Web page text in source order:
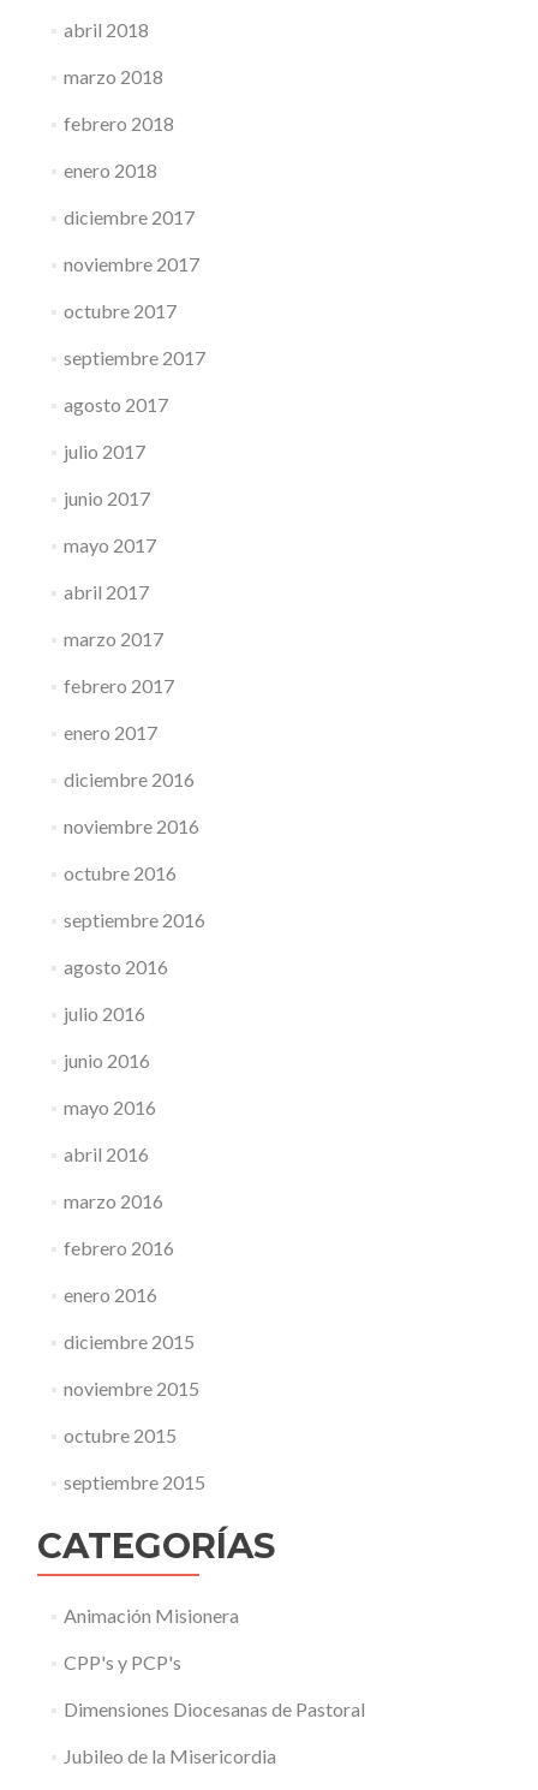
abril 2018
marzo 2018
febrero 2018
enero 2018
diciembre 2017
noviembre 2017
octubre 2017
septiembre 2017
agosto 2017
julio 2017
junio 2017
mayo 2017
abril 2017
marzo 2017
febrero 2017
enero 2017
diciembre 2016
noviembre 2016
octubre 2016
septiembre 2016
agosto 2016
julio 2016
junio 2016
mayo 2016
abril 2016
marzo 2016
febrero 2016
enero 2016
diciembre 2015
noviembre 2015
octubre 2015
septiembre 2015
CATEGORÍAS
Animación Misionera
CPP's y PCP's
Dimensiones Diocesanas de Pastoral
Jubileo de la Misericordia